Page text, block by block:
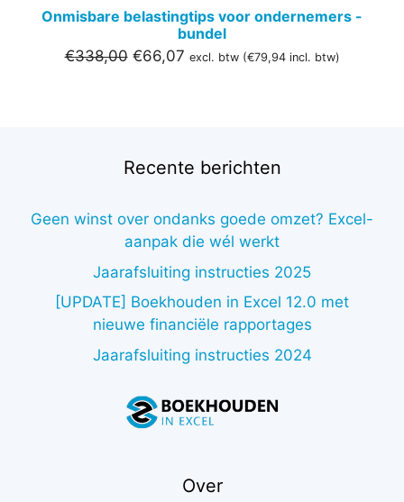
Onmisbare belastingtips voor ondernemers -
bundel
€338,00 Oorspronkelijke
€66,07Huidige
excl. btw (€79,94incl. btw)
Recente berichten
Geen winst over ondanks goede omzet? Excel-
aanpak die wél werkt
Jaarafsluiting instructies 2025
[UPDATE] Boekhouden in Excel 12.0 met
nieuwe financiële rapportages
Jaarafsluiting instructies 2024
Over